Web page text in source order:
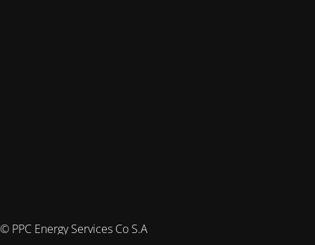
© PPC Energy Services Co S.A